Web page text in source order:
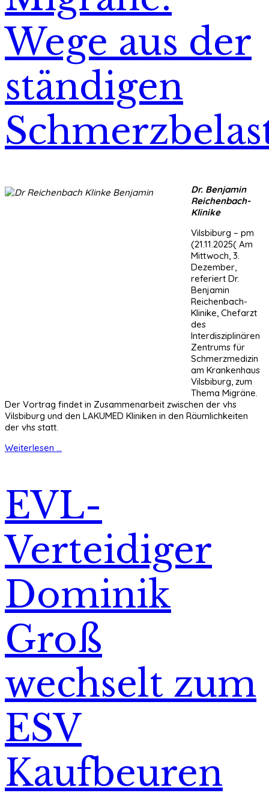
Wege aus der
ständigen
Dr. Benjamin
Reichenbach-
Klinike
Vilsbiburg – pm
(21.11.2025( Am
Mittwoch, 3.
Dezember,
referiert Dr.
Benjamin
Reichenbach-
Klinike, Chefarzt
des
Interdisziplinären
Zentrums für
Schmerzmedizin
am Krankenhaus
Vilsbiburg, zum
Thema Migräne.
Der Vortrag findet in Zusammenarbeit zwischen der vhs
Vilsbiburg und den LAKUMED Kliniken in den Räumlichkeiten
der vhs statt.
Weiterlesen ...
EVL-
Verteidiger
Dominik
Groß
wechselt zum
ESV
Kaufbeuren